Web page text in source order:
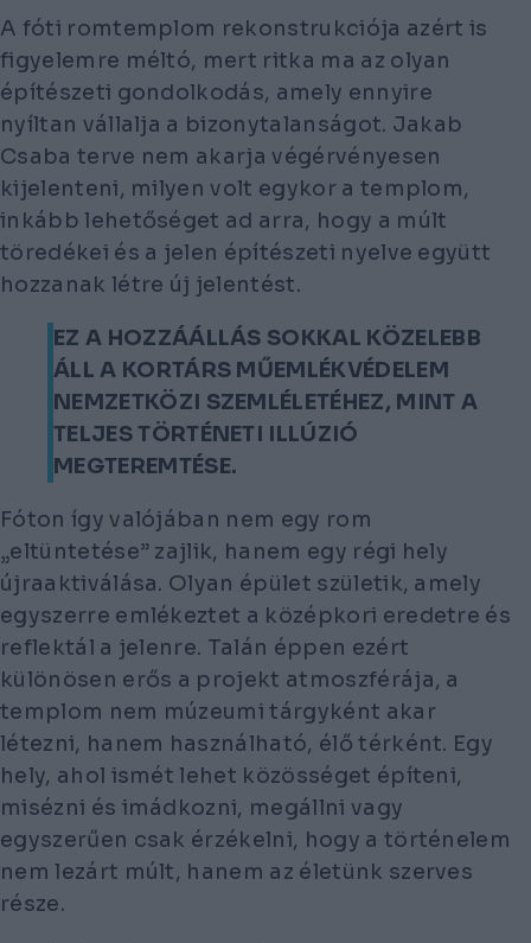
A fóti romtemplom rekonstrukciója azért is
figyelemre méltó, mert ritka ma az olyan
építészeti gondolkodás, amely ennyire
nyíltan vállalja a bizonytalanságot. Jakab
Csaba terve nem akarja végérvényesen
kijelenteni, milyen volt egykor a templom,
inkább lehetőséget ad arra, hogy a múlt
töredékei és a jelen építészeti nyelve együtt
hozzanak létre új jelentést.
EZ A HOZZÁÁLLÁS SOKKAL KÖZELEBB
ÁLL A KORTÁRS MŰEMLÉKVÉDELEM
NEMZETKÖZI SZEMLÉLETÉHEZ, MINT A
TELJES TÖRTÉNETI ILLÚZIÓ
MEGTEREMTÉSE.
Fóton így valójában nem egy rom
„eltüntetése” zajlik, hanem egy régi hely
újraaktiválása. Olyan épület születik, amely
egyszerre emlékeztet a középkori eredetre és
reflektál a jelenre. Talán éppen ezért
különösen erős a projekt atmoszférája, a
templom nem múzeumi tárgyként akar
létezni, hanem használható, élő térként. Egy
hely, ahol ismét lehet közösséget építeni,
misézni és imádkozni, megállni vagy
egyszerűen csak érzékelni, hogy a történelem
nem lezárt múlt, hanem az életünk szerves
része.